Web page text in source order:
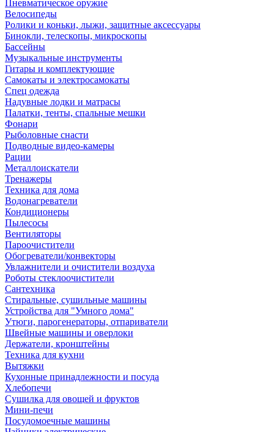
Пневматическое оружие
Велосипеды
Ролики и коньки, лыжи, защитные аксессуары
Бинокли, телескопы, микроскопы
Бассейны
Музыкальные инструменты
Гитары и комплектующие
Самокаты и электросамокаты
Спец одежда
Надувные лодки и матрасы
Палатки, тенты, спальные мешки
Фонари
Рыболовные снасти
Подводные видео-камеры
Рации
Металлоискатели
Тренажеры
Техника для дома
Водонагреватели
Кондиционеры
Пылесосы
Вентиляторы
Пароочистители
Обогреватели/конвекторы
Увлажнители и очистители воздуха
Роботы стеклоочистители
Сантехника
Стиральные, сушильные машины
Устройства для "Умного дома"
Утюги, парогенераторы, отпариватели
Швейные машины и оверлоки
Держатели, кронштейны
Техника для кухни
Вытяжки
Кухонные принадлежности и посуда
Хлебопечи
Сушилка для овощей и фруктов
Мини-печи
Посудомоечные машины